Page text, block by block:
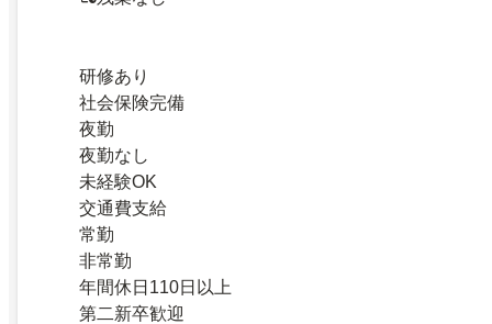
研修あり
社会保険完備
夜勤
夜勤なし
未経験OK
交通費支給
常勤
非常勤
年間休日110日以上
第二新卒歓迎